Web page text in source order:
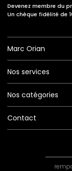
Devenez membre du
Un chèque fidélité de
Marc Orian
Nos services
Nos catégories
Contact